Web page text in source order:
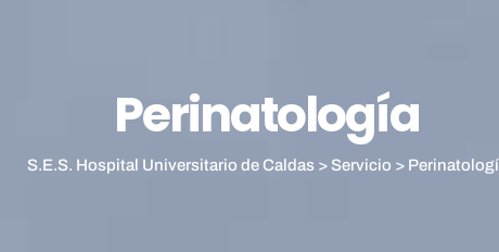
Perinatología
S.E.S. Hospital Universitario de Caldas> Servicio >